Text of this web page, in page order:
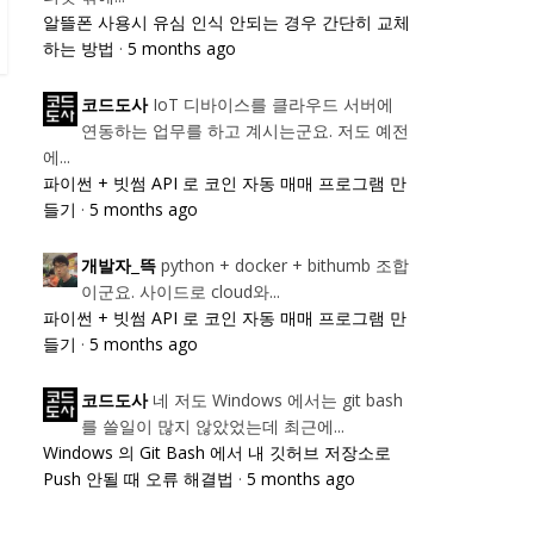
알뜰폰 사용시 유심 인식 안되는 경우 간단히 교체
하는 방법 · 5 months ago
코드도사 IoT 디바이스를 클라우드 서버에
연동하는 업무를 하고 계시는군요. 저도 예전
에...
파이썬 + 빗썸 API 로 코인 자동 매매 프로그램 만
들기 · 5 months ago
개발자_뜩 python + docker + bithumb 조합
이군요. 사이드로 cloud와...
파이썬 + 빗썸 API 로 코인 자동 매매 프로그램 만
들기 · 5 months ago
코드도사 네 저도 Windows 에서는 git bash
를 쓸일이 많지 않았었는데 최근에...
Windows 의 Git Bash 에서 내 깃허브 저장소로
Push 안될 때 오류 해결법 · 5 months ago